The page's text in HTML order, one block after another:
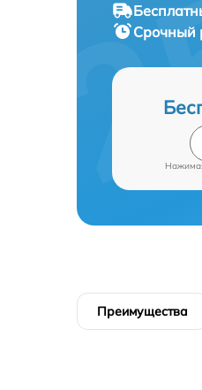
Срочный
Преимущества